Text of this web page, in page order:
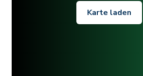
Karte laden